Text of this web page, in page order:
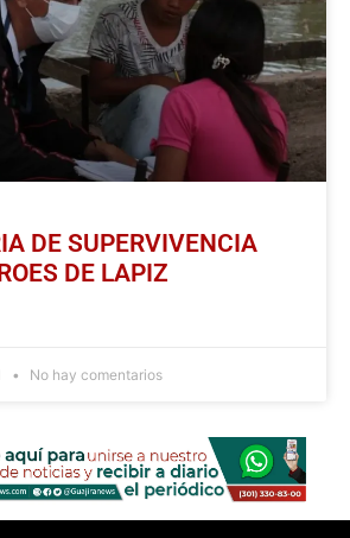
DE SUPERVIVENCIA
DE LAPIZ
No hay comentarios